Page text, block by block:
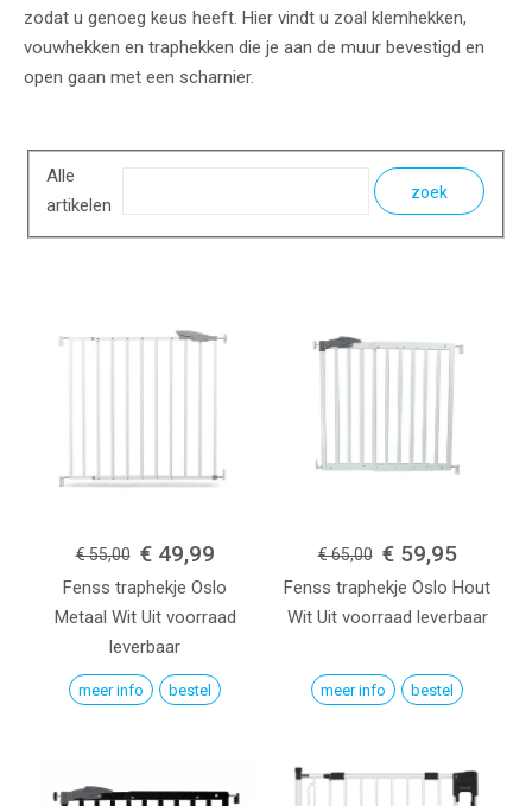
zodat u genoeg keus heeft. Hier vindt u zoal klemhekken,
vouwhekken en traphekken die je aan de muur bevestigd en
open gaan met een scharnier.
Alle
artikelen
zoek
€ 55,00 € 49,99
Fenss traphekje Oslo
Metaal Wit Uit voorraad
leverbaar
meer info bestel
€ 65,00 € 59,95
Fenss traphekje Oslo Hout
Wit Uit voorraad leverbaar
meer info bestel